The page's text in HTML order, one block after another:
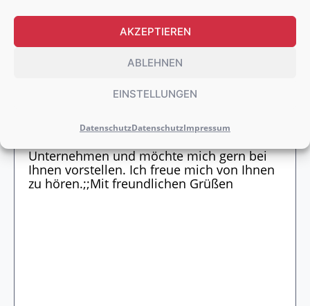
AKZEPTIEREN
ABLEHNEN
EINSTELLUNGEN
DatenschutzDatenschutzImpressum
WEITERE DOKUMENTE HOCHLADEN